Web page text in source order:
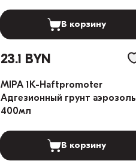
В корзину
23.1 BYN
MIPA 1K-Haftpromoter
Адгезионный грунт аэрозоль
400мл
В корзину